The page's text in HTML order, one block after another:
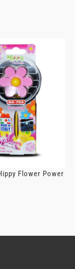
Flower Power